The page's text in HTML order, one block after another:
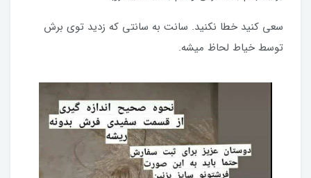
سعی کنید خطا نکنید. سانت به سانتی که زدید توی برش
توسط خیاط لحاظ میشه.